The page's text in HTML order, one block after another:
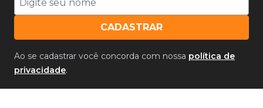
CADASTRAR
Ao se cadastrar você concorda com nossa política de
privacidade.